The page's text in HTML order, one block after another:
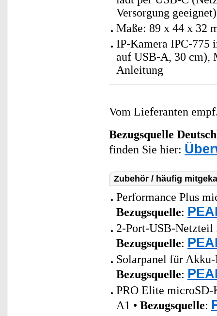
Versorgung geeignet)
Maße: 89 x 44 x 32
IP-Kamera IPC-775
auf USB-A, 30 cm),
Anleitung
Vom Lieferanten
Bezugsquelle
finden Sie hier:
Zubehör / häufig
Performance Plus
Bezugsquelle:
2-Port-USB-Netzteil
Bezugsquelle:
Solarpanel für
Bezugsquelle:
PRO Elite microSD-
A1 • Bezugsquelle: